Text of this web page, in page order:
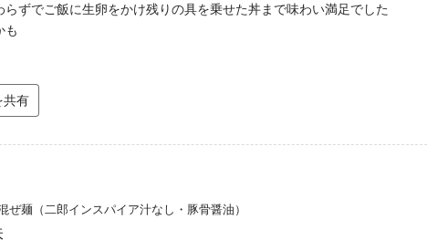
ずでご飯に生卵をかけ残りの具を乗せた丼まで味わい満足でした
も
共有
ぜ麺（二郎インスパイア汁なし・豚骨醤油）